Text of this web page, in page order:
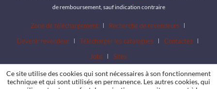
de remboursement, sauf indication contraire
Zone de téléchargement
Recherche de revendeurs
Devenir revendeur
Télécharger les catalogues
Contactez
Jobs
Sites
Ce site utilise des cookies qui sont nécessaires à son fonctionnement
technique et qui sont utilisés en permanence. Les autres cookies, qui